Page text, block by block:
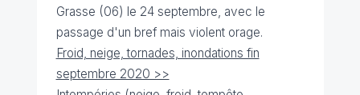
Grasse (06) le 24 septembre, avec le
passage d'un bref mais violent orage.
Froid, neige, tornades, inondations fin
septembre 2020 >>